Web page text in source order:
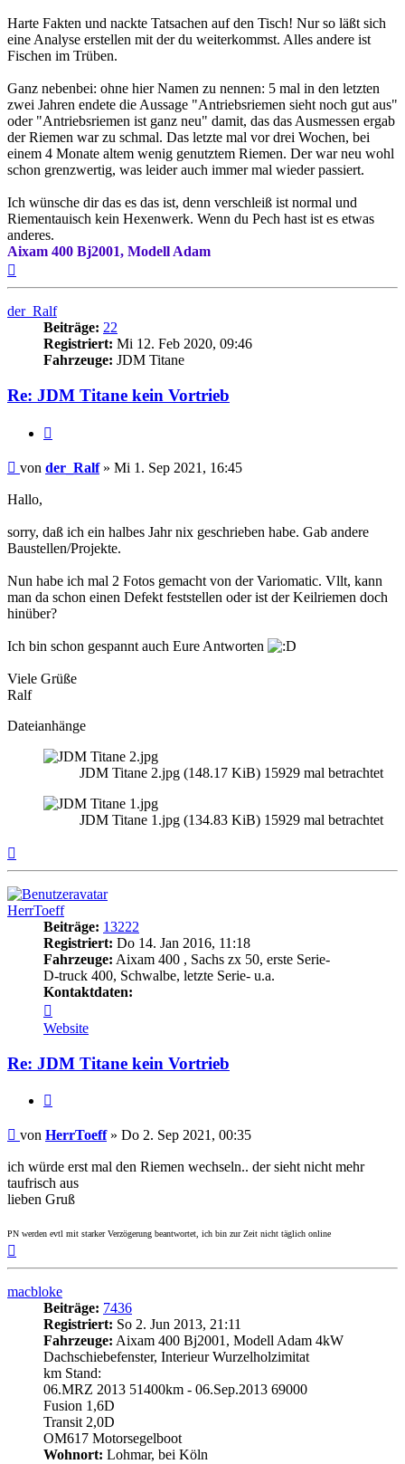
Harte Fakten und nackte Tatsachen auf den Tisch! Nur so läßt sich
eine Analyse erstellen mit der du weiterkommst. Alles andere ist
Fischen im Trüben.
Ganz nebenbei: ohne hier Namen zu nennen: 5 mal in den letzten
zwei Jahren endete die Aussage "Antriebsriemen sieht noch gut aus"
oder "Antriebsriemen ist ganz neu" damit, das das Ausmessen ergab
der Riemen war zu schmal. Das letzte mal vor drei Wochen, bei
einem 4 Monate altem wenig genutztem Riemen. Der war neu wohl
schon grenzwertig, was leider auch immer mal wieder passiert.
Ich wünsche dir das es das ist, denn verschleiß ist normal und
Riementauisch kein Hexenwerk. Wenn du Pech hast ist es etwas
anderes.
Aixam 400 Bj2001, Modell Adam
oben
der_Ralf
Beiträge: 22
Registriert: Mi 12. Feb 2020, 09:46
Fahrzeuge: JDM Titane
Re: JDM Titane kein Vortrieb
Beitrag
von der_Ralf» Mi 1. Sep 2021, 16:45
Hallo,
sorry, daß ich ein halbes Jahr nix geschrieben habe. Gab andere
Baustellen/Projekte.
Nun habe ich mal 2 Fotos gemacht von der Variomatic. Vllt, kann
man da schon einen Defekt feststellen oder ist der Keilriemen doch
hinüber?
Ich bin schon gespannt auch Eure Antworten
Viele Grüße
Ralf
Dateianhänge
JDM Titane 2.jpg (148.17 KiB) 15929 mal betrachtet
JDM Titane 1.jpg (134.83 KiB) 15929 mal betrachtet
HerrToeff
Beiträge: 13222
Registriert: Do 14. Jan 2016, 11:18
Fahrzeuge: Aixam 400 , Sachs zx 50, erste Serie-
D-truck 400, Schwalbe, letzte Serie- u.a.
Kontaktdaten:
von
HerrToeff
Website
Re: JDM Titane kein Vortrieb
Beitrag
von HerrToeff» Do 2. Sep 2021, 00:35
ich würde erst mal den Riemen wechseln.. der sieht nicht mehr
taufrisch aus
lieben Gruß
PN werden evtl mit starker Verzögerung beantwortet, ich bin zur Zeit nicht täglich online
macbloke
Beiträge: 7436
Registriert: So 2. Jun 2013, 21:11
Fahrzeuge: Aixam 400 Bj2001, Modell Adam 4kW
Dachschiebefenster, Interieur Wurzelholzimitat
km Stand:
06.MRZ 2013 51400km - 06.Sep.2013 69000
Fusion 1,6D
Transit 2,0D
OM617 Motorsegelboot
Wohnort: Lohmar, bei Köln